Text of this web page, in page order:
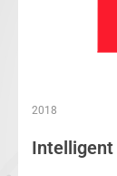
2018
Intelligent